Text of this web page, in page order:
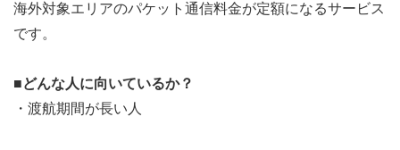
海外対象エリアのパケット通信料金が定額になるサービス
です。
■どんな人に向いているか？
・渡航期間が長い人